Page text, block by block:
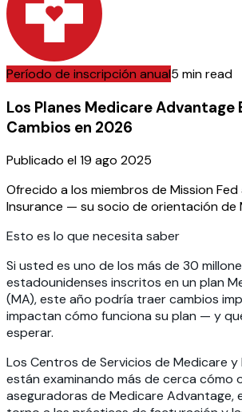
Período de inscripción anual5 min read
Los Planes Medicare Advantage
Cambios en 2026
Publicado el19 ago 2025
Ofrecido a los miembros de Mission
Insurance — su socio de orientación de
Esto es lo que necesita saber
Si usted es uno de los más de 30
estadounidenses inscritos en un plan
(MA), este año podría traer cambios
impactan cómo funciona su plan — y
esperar.
Los Centros de Servicios de Medicare y
están examinando más de cerca cómo
aseguradoras de Medicare Advantage,